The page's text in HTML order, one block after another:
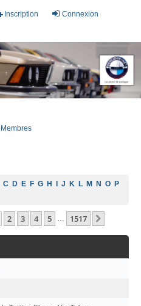
Connexion
Inscription
Membres
C D E F G H I J K L M N O P
1Sur1517
2 3 4 5 … 1517